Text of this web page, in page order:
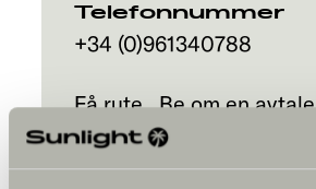
Telefonnummer
+34 (0)961340788
Få rute Be om en avtale